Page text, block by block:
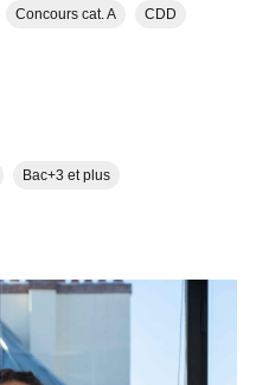
Concours cat. A CDD
Bac+3 et plus